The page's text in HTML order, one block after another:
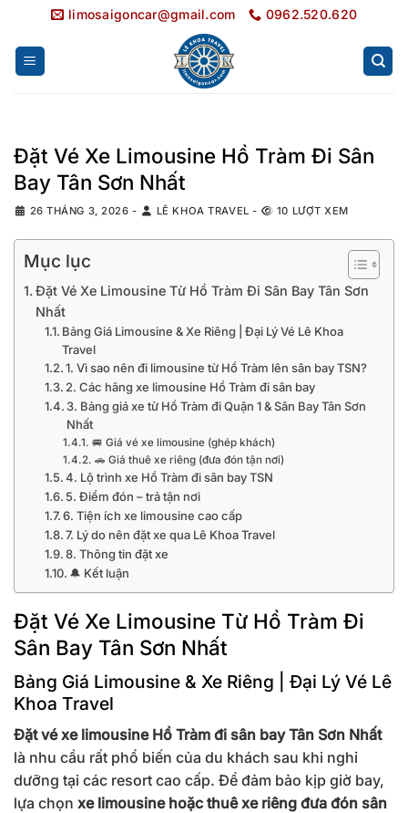
nội
dung
limosaigoncar@gmail.com 0962.520.620
Đặt Vé Xe Limousine Hồ Tràm Đi Sân
Bay Tân Sơn Nhất
26 THÁNG 3, 2026 - LÊ KHOA TRAVEL - 10 LƯỢT XEM
Mục lục
Đặt Vé Xe Limousine Từ Hồ Tràm Đi Sân Bay Tân Sơn
Nhất
Bảng Giá Limousine & Xe Riêng | Đại Lý Vé Lê Khoa
Travel
1. Vì sao nên đi limousine từ Hồ Tràm lên sân bay TSN?
2. Các hãng xe limousine Hồ Tràm đi sân bay
3. Bảng giá xe từ Hồ Tràm đi Quận 1 & Sân Bay Tân Sơn
Nhất
🚐 Giá vé xe limousine (ghép khách)
🚗 Giá thuê xe riêng (đưa đón tận nơi)
4. Lộ trình xe Hồ Tràm đi sân bay TSN
5. Điểm đón – trả tận nơi
6. Tiện ích xe limousine cao cấp
7. Lý do nên đặt xe qua Lê Khoa Travel
8. Thông tin đặt xe
🔔 Kết luận
Đặt Vé Xe Limousine Từ Hồ Tràm Đi
Sân Bay Tân Sơn Nhất
Bảng Giá Limousine & Xe Riêng | Đại Lý Vé Lê
Khoa Travel
Đặt vé xe limousine Hồ Tràm đi sân bay Tân Sơn Nhất
là nhu cầu rất phổ biến của du khách sau khi nghỉ
dưỡng tại các resort cao cấp. Để đảm bảo kịp giờ bay,
lựa chọn xe limousine hoặc thuê xe riêng đưa đón sân